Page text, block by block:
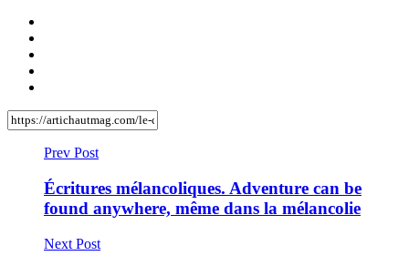
Prev Post
Écritures mélancoliques. Adventure can be
found anywhere, même dans la mélancolie
Next Post